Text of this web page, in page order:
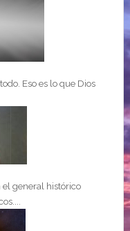
Eso es lo que Dios
el general histórico